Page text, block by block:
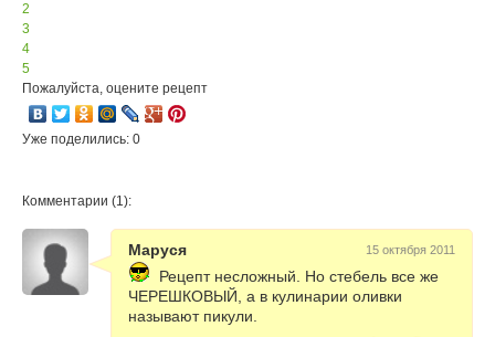
2
3
4
5
Пожалуйста, оцените рецепт
Уже поделились: 0
Комментарии (1):
Маруся 15 октября 2011
Рецепт несложный. Но стебель все же
ЧЕРЕШКОВЫЙ, а в кулинарии оливки
называют пикули.